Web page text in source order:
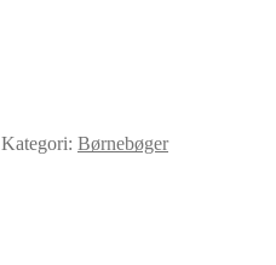
Kategori: Børnebøger